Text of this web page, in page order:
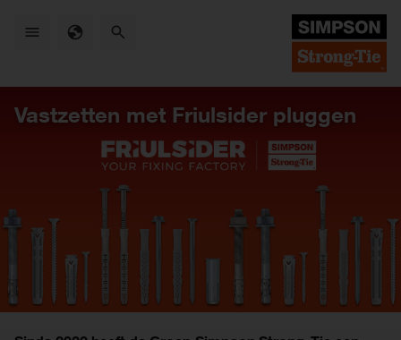
Vastzetten met Friulsider pluggen